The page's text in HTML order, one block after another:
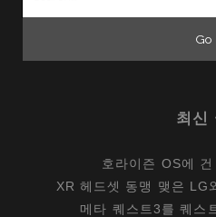
최신
호라이즌 OS에
XR 헤드셋 동맹 맺은 LG
메타 퀘스트3를 퀘스